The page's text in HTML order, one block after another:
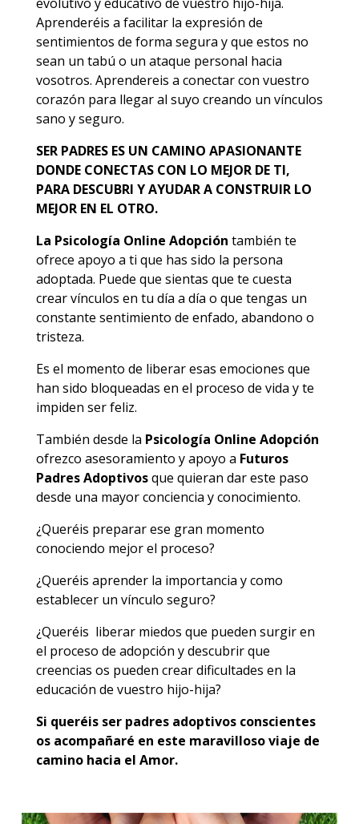
Aprenderéis a facilitar la expresión de
sentimientos de forma segura y que estos no
sean un tabú o un ataque personal hacia
vosotros. Aprendereis a conectar con vuestro
corazón para llegar al suyo creando un vínculos
sano y seguro.
SER PADRES ES UN CAMINO APASIONANTE
DONDE CONECTAS CON LO MEJOR DE TI,
PARA DESCUBRI Y AYUDAR A CONSTRUIR LO
MEJOR EN EL OTRO.
La Psicología Online Adopción también te
ofrece apoyo a ti que has sido la persona
adoptada. Puede que sientas que te cuesta
crear vínculos en tu día a día o que tengas un
constante sentimiento de enfado, abandono o
tristeza.
Es el momento de liberar esas emociones que
han sido bloqueadas en el proceso de vida y te
impiden ser feliz.
También desde la Psicología Online Adopción
ofrezco asesoramiento y apoyo a Futuros
Padres Adoptivosque quieran dar este paso
desde una mayor conciencia y conocimiento.
¿Queréis preparar ese gran momento
conociendo mejor el proceso?
¿Queréis aprender la importancia y como
establecer un vínculo seguro?
¿Queréis liberar miedos que pueden surgir en
el proceso de adopción y descubrir que
creencias os pueden crear dificultades en la
educación de vuestro hijo-hija?
Si queréis ser padres adoptivos conscientes
os acompañaré en este maravilloso viaje de
camino hacia el Amor.